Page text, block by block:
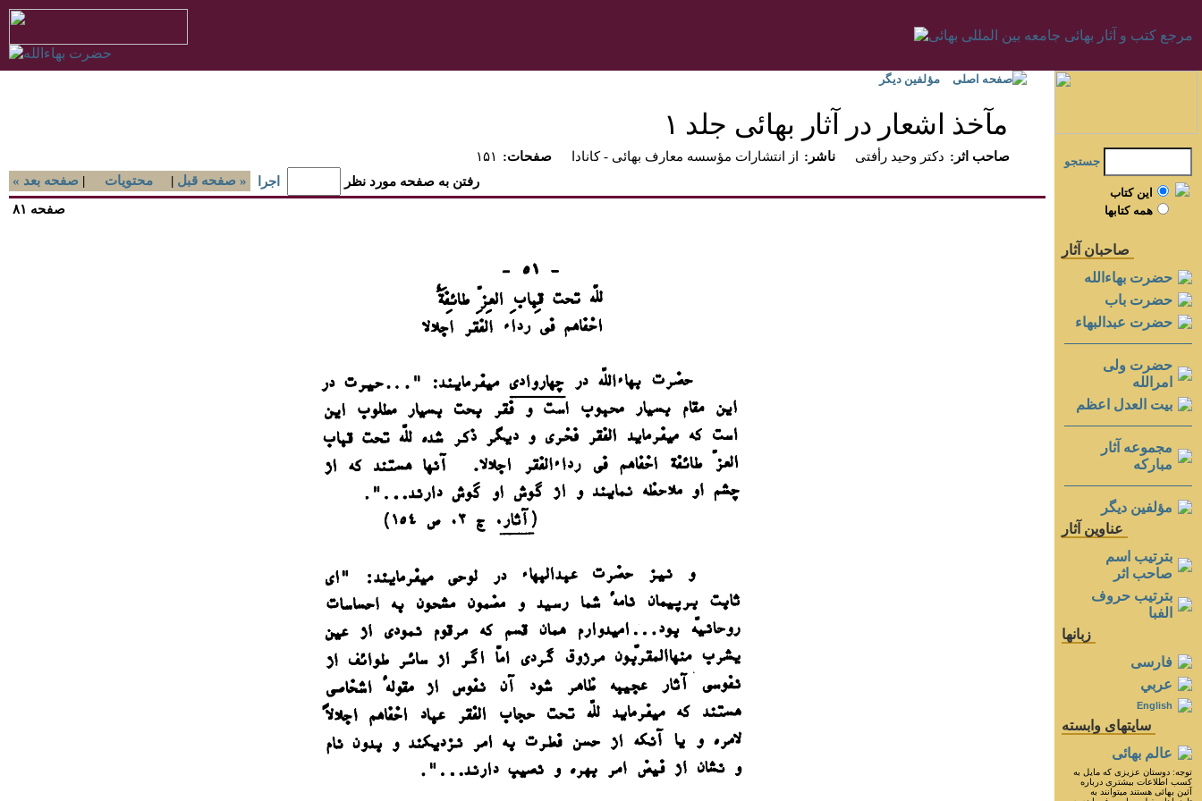
صفحه اصلی مؤلفين ديگر
مآخذ اشعار در آثار بهائى جلد ۱‏
۱۵۱ :صفحات از انتشارات مؤسسه معارف بهائى - كانادا :ناشر دكتر وحيد رأفتى
:صاحب اثر
« صفحه بعد | محتويات | صفحه قبل » رفتن به صفحه مورد نظر
اجرا
جستجو
اين کتاب
همه کتابها
صاحبان آثار
حضرت بهاءالله
حضرت باب
حضرت عبدالبهاء
حضرت ولی
امرالله
بيت العدل اعظم
مجموعه آثار
مباركه
مؤلفين ديگر
عناوين آثار
بترتيب اسم
صاحب اثر
بترتيب حروف
الفبا
زبانها
فارسی
عربي
English
سايتهای وابسته
عالم بهائی
توجه: دوستان عزيزى كه مايل به
كسب اطلاعات بيشترى درباره
آئين بهائى هستند ميتوانند به